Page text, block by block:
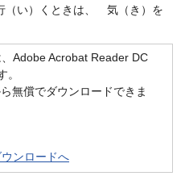
（い）くときは、 気（き）を
Adobe Acrobat Reader DC
。
無償でダウンロードできま
ンロードへ